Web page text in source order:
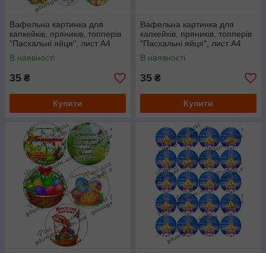
Вафельна картинка для
капкейків, пряників, топперів
"Пасхальні яйця", лист А4
В наявності
35 ₴
Купити
Вафельна картинка для
капкейків, пряників, топперів
"Пасхальні яйця", лист А4
В наявності
35 ₴
Купити